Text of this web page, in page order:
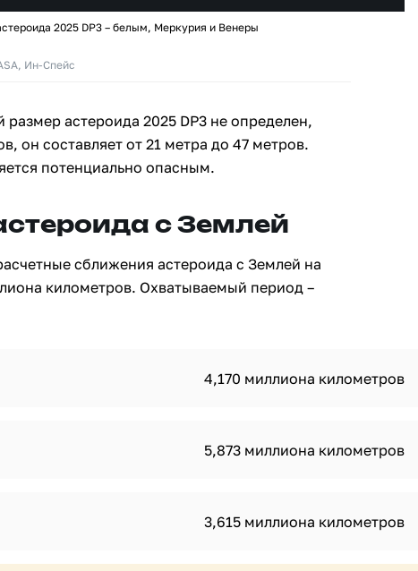
2025 DP3 – белым, Меркурия и Венеры
Ин-Спейс
астероида 2025 DP3 не определен,
он составляет от 21 метра до 47 метров.
потенциально опасным.
с Землей
сближения астероида с Землей на
километров. Охватываемый период –
4,170 миллиона километров
5,873 миллиона километров
3,615 миллиона километров